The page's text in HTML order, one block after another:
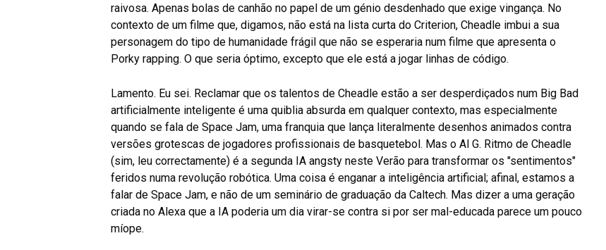
raivosa. Apenas bolas de canhão no papel de um génio desdenhado que exige vingança. No
contexto de um filme que, digamos, não está na lista curta do Criterion, Cheadle imbui a sua
personagem do tipo de humanidade frágil que não se esperaria num filme que apresenta o
Porky rapping. O que seria óptimo, excepto que ele está a jogar linhas de código.
Lamento. Eu sei. Reclamar que os talentos de Cheadle estão a ser desperdiçados num Big Bad
artificialmente inteligente é uma quiblia absurda em qualquer contexto, mas especialmente
quando se fala de Space Jam, uma franquia que lança literalmente desenhos animados contra
versões grotescas de jogadores profissionais de basquetebol. Mas o Al G. Ritmo de Cheadle
(sim, leu correctamente) é a segunda IA angsty neste Verão para transformar os "sentimentos"
feridos numa revolução robótica. Uma coisa é enganar a inteligência artificial; afinal, estamos a
falar de Space Jam, e não de um seminário de graduação da Caltech. Mas dizer a uma geração
criada no Alexa que a IA poderia um dia virar-se contra si por ser mal-educada parece um pouco
míope.